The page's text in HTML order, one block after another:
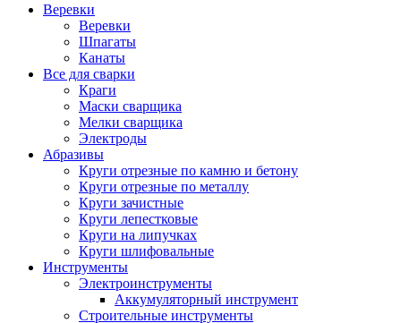
Веревки
Веревки
Шпагаты
Канаты
Все для сварки
Краги
Маски сварщика
Мелки сварщика
Электроды
Абразивы
Круги отрезные по камню и бетону
Круги отрезные по металлу
Круги зачистные
Круги лепестковые
Круги на липучках
Круги шлифовальные
Инструменты
Электроинструменты
Аккумуляторный инструмент
Строительные инструменты